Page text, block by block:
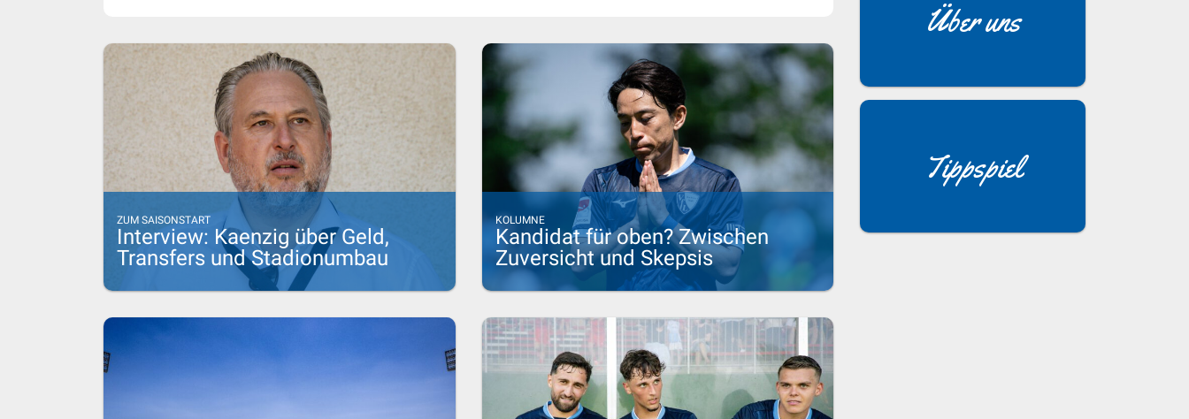
ZUM SAISONSTART
Interview: Kaenzig über Geld,
Transfers und Stadionumbau
KOLUMNE
Kandidat für oben? Zwischen
Zuversicht und Skepsis
Über uns
Tippspiel